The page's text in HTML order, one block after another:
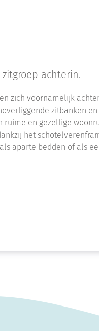
achterin.
zich voornamelijk
zitbanken en
en gezellige
het
aparte bedden of als